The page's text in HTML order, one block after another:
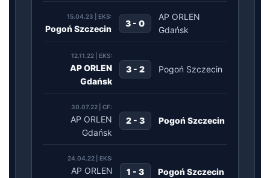
15.04.23 | EKS:
Pogoń Szczecin
3 - 0
AP ORLEN
Gdańsk
12.11.22 | EKS:
AP ORLEN
Gdańsk
3 - 2 Pogoń Szczecin
30.07.22 | CF:
AP ORLEN
Gdańsk
2 - 3 Pogoń Szczecin
24.04.22 | EKS:
AP ORLEN
1 - 3 Pogoń Szczecin